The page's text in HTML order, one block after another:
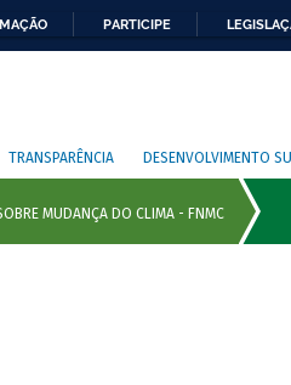
PARTICIPE
TRANSPARÊNCIA DESENVOLVIMENTO